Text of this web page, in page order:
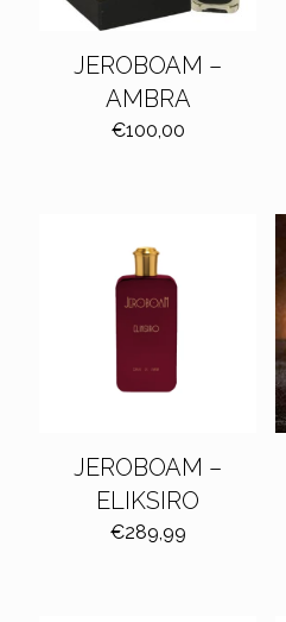
JEROBOAM –
AMBRA
€100,00
JEROBOAM –
ELIKSIRO
€289,99